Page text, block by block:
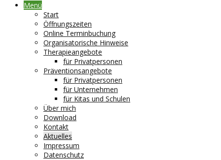
Menü
Start
Öffnungszeiten
Online Terminbuchung
Organisatorische Hinweise
Therapieangebote
für Privatpersonen
Präventionsangebote
für Privatpersonen
für Unternehmen
für Kitas und Schulen
Über mich
Download
Kontakt
Aktuelles
Impressum
Datenschutz